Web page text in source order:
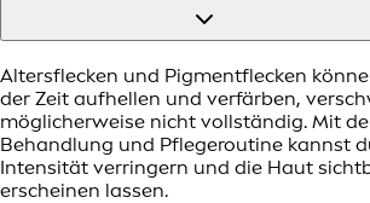
Altersflecken und Pigmentflecken
der Zeit aufhellen und verfärben,
möglicherweise nicht vollständig. Mit
Behandlung und Pflegeroutine kannst
Intensität verringern und die Haut
erscheinen lassen.